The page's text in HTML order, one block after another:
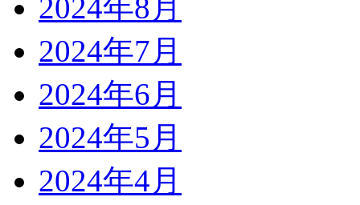
2024年8月
2024年7月
2024年6月
2024年5月
2024年4月